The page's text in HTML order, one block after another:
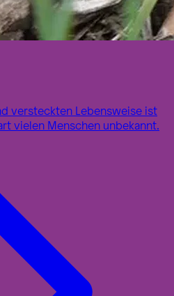
versteckten Lebensweise ist
vielen Menschen unbekannt.